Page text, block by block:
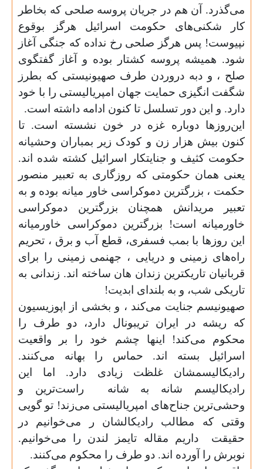
می‌گذرد. آن هم در جریان پروسه صلحی‌ که بخاطر
کار شکنی‌های حکومت اسرائیل هرگز بوقوع
نپیوست! پس هرگز صلحی‌ رخ نداده که جنگی آغاز
شود. همیشه پروسه کشتار بوده و آغاز گفتگوی
صلح ، و دبه دروردن طرف صهیونیستی که بطرز
شگفت انگیزی حمایت جهان امپریالیستی را با خود
دارد. و این دور تسلسل تا کنون ادامه داشته است.
این‌روز‌ها دوباره غزه در خون نشسته است. تا
کنون بیش هزار زن و کودک زیر بمباران وحشیانه
حکومت کثیف و جنایتکار اسرائیل کشته شده اند.
یعنی همان حکومتی که روزگاری به تعبیر منصور
حکمت ، بزرگترین دموکراسی خاور میانه بوده و به
تعبیر مریدانش همچنان بزرگترین دموکراسی
خاورمیانه است! بزرگترین دموکراسی خاورمیانه
این روز‌ها با بمب فسفری، قطع آب و برق ، تحریم
راه‌های زمینی‌ و دریایی ، جهنمی زمینی‌ را برای
قربانیان تاریکترین زندان هان ساخته اند. زندانی به
تاریکی شب، و به بلندای ابدیت!
صهیونیسم جنایت می‌‌کند ، و بخشی از اپوزیسیون
که ریشه در ایران تریبونال دارد، دو طرف را
محکوم می‌کند! اینها چشم خود را بر واقعیت
اسرائیل بسته اند. حماس را بهانه می‌‌کنند.
رادیکالیسمشان غلظت زیادی دارد. اما این
رادیکالیسم شانه‌ به شانه‌
راست‌ترین و
وحشی‌ترین جناح‌های امپریالیستی می‌زند! تو گویی
وقتی‌ که مطالب رادیکالشان ر می‌خوانیم در
حقیقت
داریم مقاله تایمز لندن را می‌‌خوانیم.
نوبرش را آورده اند. دو طرف را محکوم می‌‌کنند.